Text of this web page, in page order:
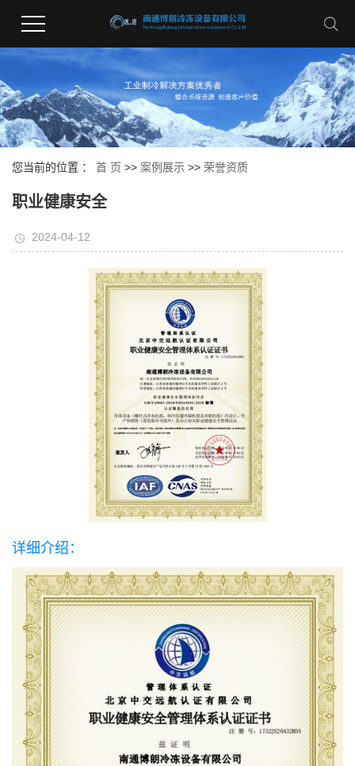
您当前的位置 ： 首 页 >> 案例展示 >> 荣誉资质
职业健康安全
2024-04-12
详细介绍：